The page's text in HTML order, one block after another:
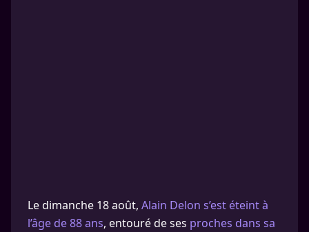
Le dimanche 18 août, Alain Delon s’est éteint à
l’âge de 88 ans, entouré de ses proches dans sa